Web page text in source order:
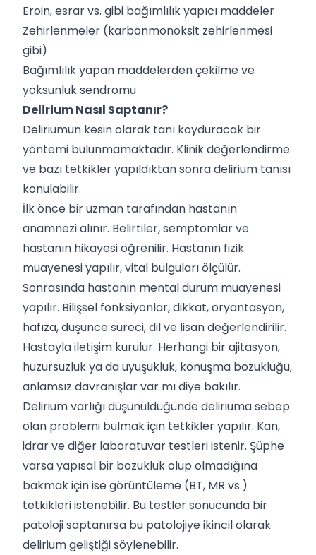
Eroin, esrar vs. gibi bağımlılık yapıcı maddeler
Zehirlenmeler (karbonmonoksit zehirlenmesi
gibi)
Bağımlılık yapan maddelerden çekilme ve
yoksunluk sendromu
Delirium Nasıl Saptanır?
Deliriumun kesin olarak tanı koyduracak bir
yöntemi bulunmamaktadır. Klinik değerlendirme
ve bazı tetkikler yapıldıktan sonra delirium tanısı
konulabilir.
İlk önce bir uzman tarafından hastanın
anamnezi alınır. Belirtiler, semptomlar ve
hastanın hikayesi öğrenilir. Hastanın fizik
muayenesi yapılır, vital bulguları ölçülür.
Sonrasında hastanın mental durum muayenesi
yapılır. Bilişsel fonksiyonlar, dikkat, oryantasyon,
hafıza, düşünce süreci, dil ve lisan değerlendirilir.
Hastayla iletişim kurulur. Herhangi bir ajitasyon,
huzursuzluk ya da uyuşukluk, konuşma bozukluğu,
anlamsız davranışlar var mı diye bakılır.
Delirium varlığı düşünüldüğünde deliriuma sebep
olan problemi bulmak için tetkikler yapılır. Kan,
idrar ve diğer laboratuvar testleri istenir. Şüphe
varsa yapısal bir bozukluk olup olmadığına
bakmak için ise görüntüleme (BT, MR vs.)
tetkikleri istenebilir. Bu testler sonucunda bir
patoloji saptanırsa bu patolojiye ikincil olarak
delirium geliştiği söylenebilir.